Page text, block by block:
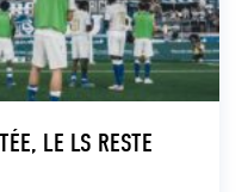
LE LS RESTE